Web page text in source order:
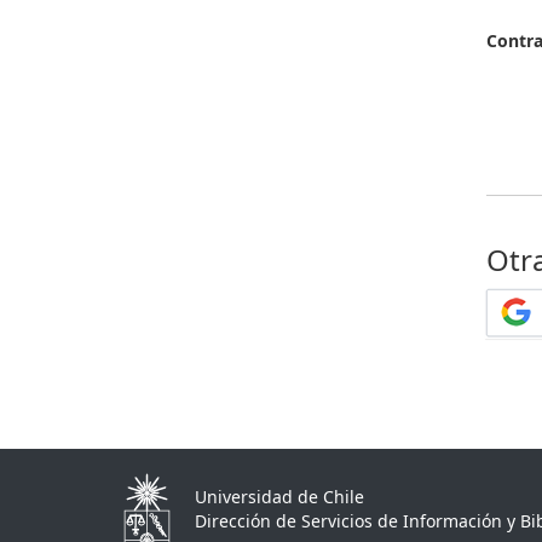
Universidad de Chile
Dirección de Servicios de Información y